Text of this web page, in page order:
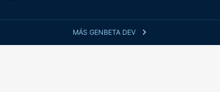
MÁS GENBETA DEV